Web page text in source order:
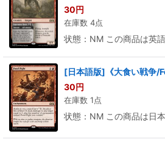
30円
在庫数 4点
状態：NM この商品は英語
[日本語版]《大食い戦争/
30円
在庫数 1点
状態：NM この商品は日本